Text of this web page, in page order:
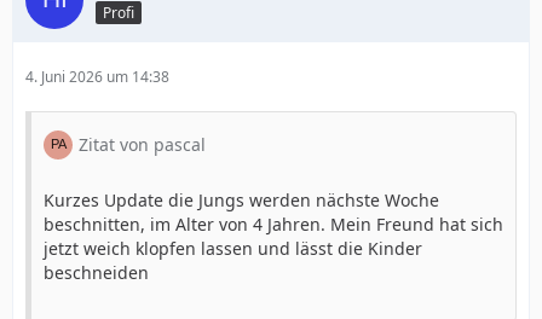
Profi
4. Juni 2026 um 14:38
Zitat von pascal
Kurzes Update die Jungs werden nächste Woche
beschnitten, im Alter von 4 Jahren. Mein Freund hat sich
jetzt weich klopfen lassen und lässt die Kinder
beschneiden